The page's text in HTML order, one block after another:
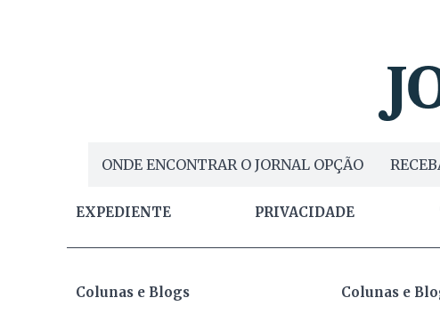
ONDE ENCONTRAR O JORNAL OPÇÃO
EXPEDIENTE PRIVACIDADE
Colunas e Blogs Colunas e